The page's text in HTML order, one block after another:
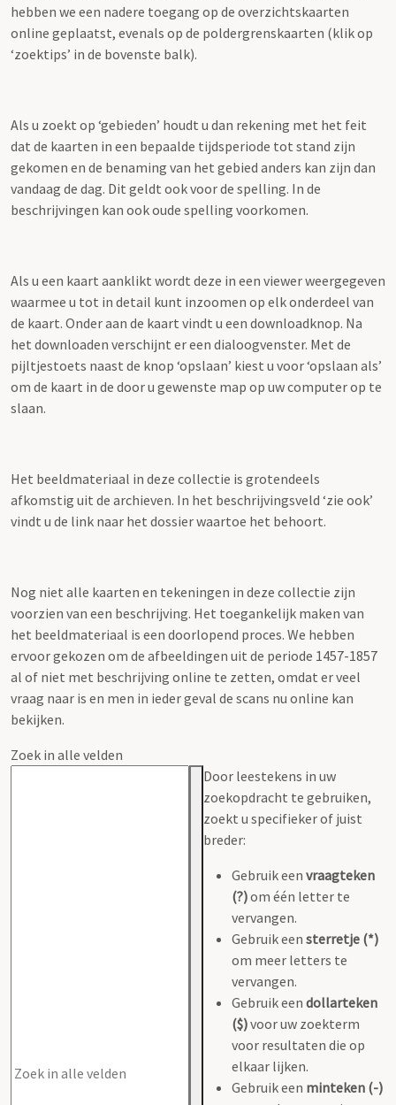
hebben we een nadere toegang op de overzichtskaarten
online geplaatst, evenals op de poldergrenskaarten (klik op
‘zoektips’ in de bovenste balk).
Als u zoekt op ‘gebieden’ houdt u dan rekening met het feit
dat de kaarten in een bepaalde tijdsperiode tot stand zijn
gekomen en de benaming van het gebied anders kan zijn dan
vandaag de dag. Dit geldt ook voor de spelling. In de
beschrijvingen kan ook oude spelling voorkomen.
Als u een kaart aanklikt wordt deze in een viewer weergegeven
waarmee u tot in detail kunt inzoomen op elk onderdeel van
de kaart. Onder aan de kaart vindt u een downloadknop. Na
het downloaden verschijnt er een dialoogvenster. Met de
pijltjestoets naast de knop ‘opslaan’ kiest u voor ‘opslaan als’
om de kaart in de door u gewenste map op uw computer op te
slaan.
Het beeldmateriaal in deze collectie is grotendeels
afkomstig uit de archieven. In het beschrijvingsveld ‘zie ook’
vindt u de link naar het dossier waartoe het behoort.
Nog niet alle kaarten en tekeningen in deze collectie zijn
voorzien van een beschrijving. Het toegankelijk maken van
het beeldmateriaal is een doorlopend proces. We hebben
ervoor gekozen om de afbeeldingen uit de periode 1457-1857
al of niet met beschrijving online te zetten, omdat er veel
vraag naar is en men in ieder geval de scans nu online kan
bekijken.
Zoek in alle velden
Door leestekens in uw
zoekopdracht te gebruiken,
zoekt u specifieker of juist
breder:
Gebruik een vraagteken
(?)om één letter te
vervangen.
Gebruik een sterretje (*)
om meer letters te
vervangen.
Gebruik een dollarteken
($)voor uw zoekterm
voor resultaten die op
elkaar lijken.
Gebruik een minteken (-)